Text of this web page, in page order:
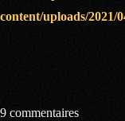
content/uploads/
9 commentaires